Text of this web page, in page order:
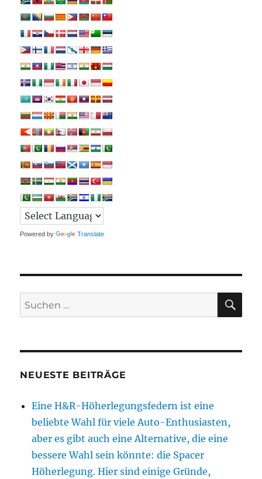
Powered by Translate
Suchen
nach:
NEUESTE BEITRÄGE
Eine H&R-Höherlegungsfedern ist eine
beliebte Wahl für viele Auto-Enthusiasten,
aber es gibt auch eine Alternative, die eine
bessere Wahl sein könnte: die Spacer
Höherlegung. Hier sind einige Gründe,